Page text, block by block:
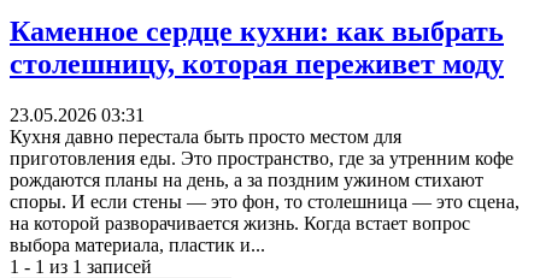
Каменное сердце кухни: как выбрать
столешницу, которая переживет моду
23.05.2026 03:31
Кухня давно перестала быть просто местом для
приготовления еды. Это пространство, где за утренним кофе
рождаются планы на день, а за поздним ужином стихают
споры. И если стены — это фон, то столешница — это сцена,
на которой разворачивается жизнь. Когда встает вопрос
выбора материала, пластик и...
1 - 1 из 1 записей